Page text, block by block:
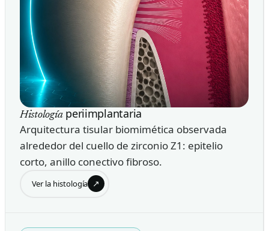
Histologíaperiimplantaria
Arquitectura tisular biomimética observada
alrededor del cuello de zirconio Z1: epitelio
corto, anillo conectivo fibroso.
Ver la histología ↗